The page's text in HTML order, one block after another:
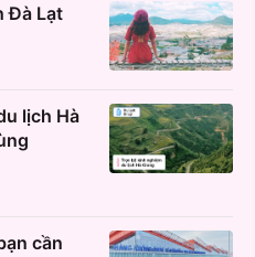
Đà Lạt
lịch Hà
cần